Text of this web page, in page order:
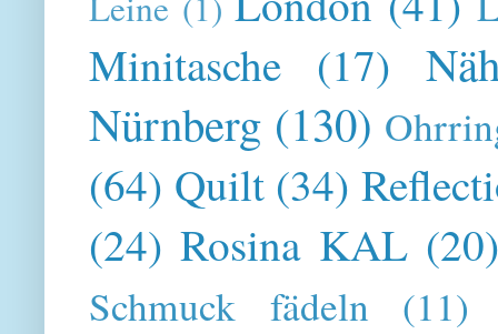
Minitasche (17)
Nürnberg (130)
(64) Quilt (34)
(24) Rosina KAL
Schmuck fädeln (11)